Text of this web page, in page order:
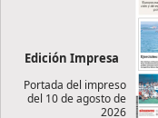
Edición Impresa
Portada del impreso
del 10 de agosto de
2026